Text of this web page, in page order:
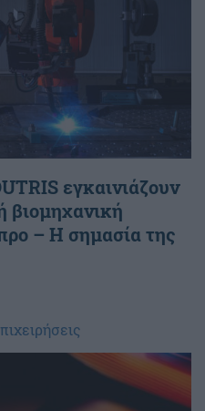
εγκαινιάζουν
βιομηχανική
– Η σημασία της